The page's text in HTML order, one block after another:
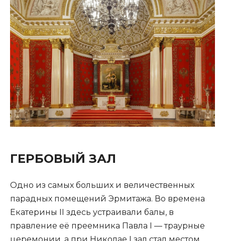
ГЕРБОВЫЙ ЗАЛ
Одно из самых больших и величественных
парадных помещений Эрмитажа. Во времена
Екатерины II здесь устраивали балы, в
правление её преемника Павла I — траурные